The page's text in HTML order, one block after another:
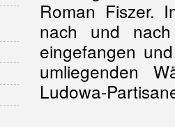
Roman Fiszer.
nach und
eingefangen
umliegenden
Ludowa-